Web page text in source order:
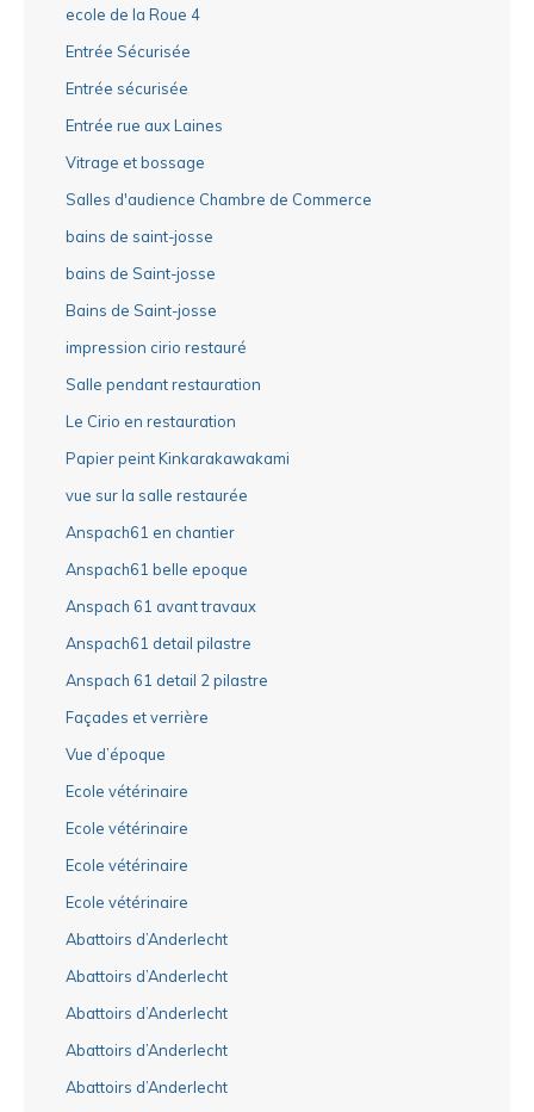
ecole de la Roue 4
Entrée Sécurisée
Entrée sécurisée
Entrée rue aux Laines
Vitrage et bossage
Salles d'audience Chambre de Commerce
bains de saint-josse
bains de Saint-josse
Bains de Saint-josse
impression cirio restauré
Salle pendant restauration
Le Cirio en restauration
Papier peint Kinkarakawakami
vue sur la salle restaurée
Anspach61 en chantier
Anspach61 belle epoque
Anspach 61 avant travaux
Anspach61 detail pilastre
Anspach 61 detail 2 pilastre
Façades et verrière
Vue d’époque
Ecole vétérinaire
Ecole vétérinaire
Ecole vétérinaire
Ecole vétérinaire
Abattoirs d’Anderlecht
Abattoirs d’Anderlecht
Abattoirs d’Anderlecht
Abattoirs d’Anderlecht
Abattoirs d’Anderlecht